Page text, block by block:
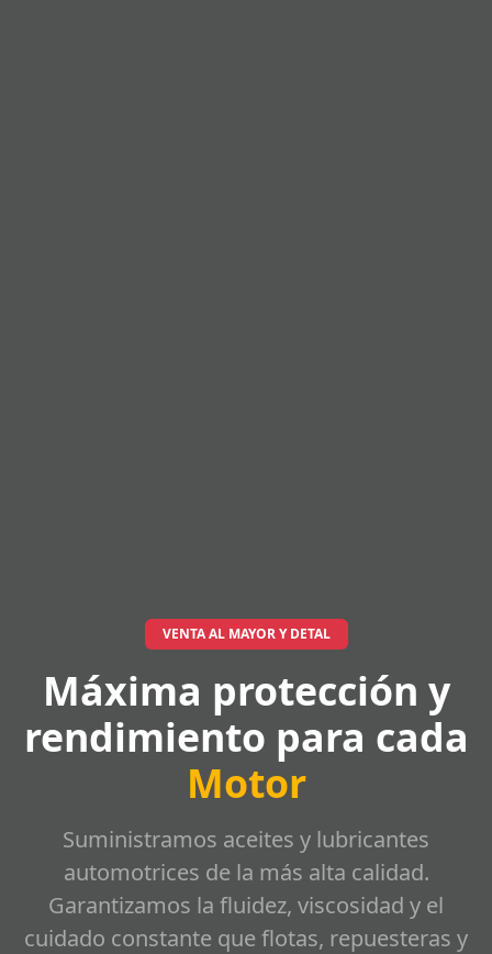
VENTA AL MAYOR Y DETAL
Máxima protección y
rendimiento para cada
Motor
Suministramos aceites y lubricantes
automotrices de la más alta calidad.
Garantizamos la fluidez, viscosidad y el
cuidado constante que flotas, repuesteras y